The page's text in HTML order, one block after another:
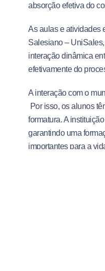
absorção efetiva do
As aulas e atividades
Salesiano –
interação dinâmica
efetivamente do
A interação com o
Por isso, os alunos
formatura. A
garantindo uma
importantes para a